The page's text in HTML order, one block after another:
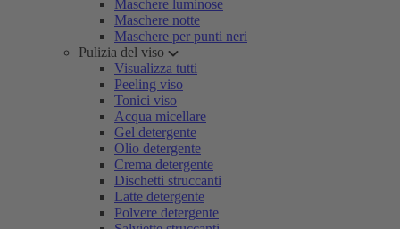
Maschere luminose
Maschere notte
Maschere per punti neri
Pulizia del viso
Visualizza tutti
Peeling viso
Tonici viso
Acqua micellare
Gel detergente
Olio detergente
Crema detergente
Dischetti struccanti
Latte detergente
Polvere detergente